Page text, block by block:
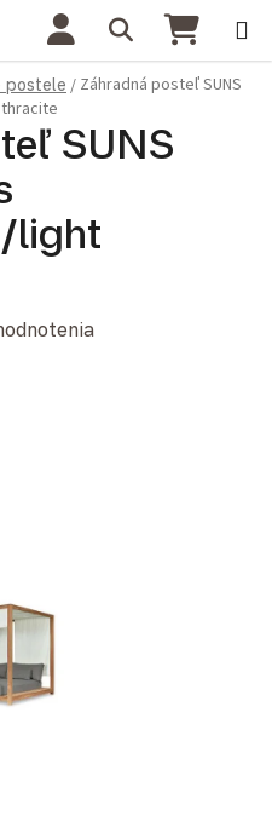
Hľadať
postele / Záhradná posteľ SUNS
SUNS
light
0,0 z 5 hviezdičiek.